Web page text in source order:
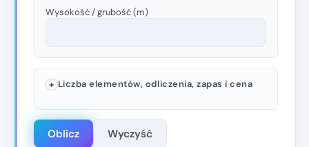
Wysokość / grubość (m)
Liczba elementów, odliczenia, zapas i cena
Oblicz Wyczyść